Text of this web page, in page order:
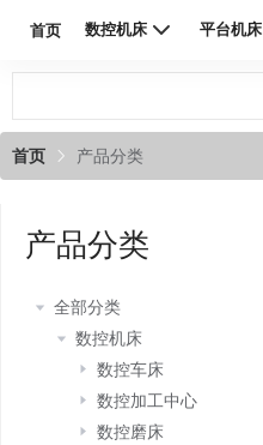
首页 数控机床 平台机床
首页 产品分类
产品分类
全部分类
数控机床
数控车床
数控加工中心
数控磨床